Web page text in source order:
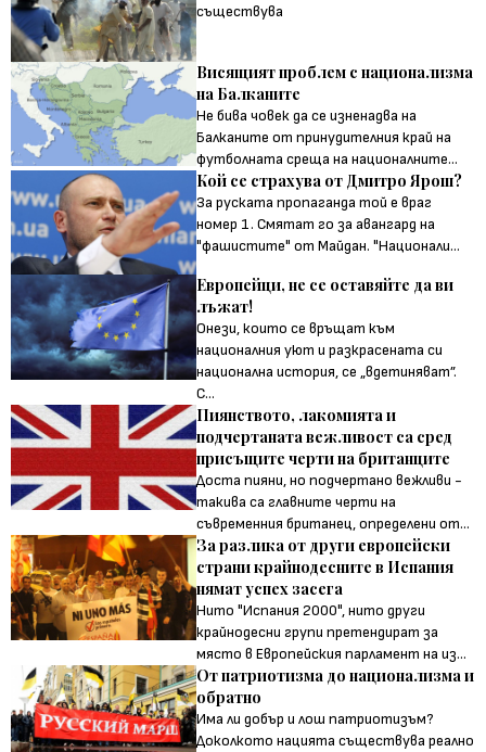
съществува
Висящият проблем с национализма
на Балканите
Не бива човек да се изненадва на
Балканите от принудителния край на
футболната среща на националните...
Кой се страхува от Дмитро Ярош?
За руската пропаганда той е враг
номер 1. Смятат го за авангард на
"фашистите" от Майдан. "Национали...
Европейци, не се оставяйте да ви
лъжат!
Онези, които се връщат към
националния уют и разкрасената си
национална история, се „вдетиняват”.
С...
Пиянството, лакомията и
подчертаната вежливост са сред
присъщите черти на британците
Доста пияни, но подчертано вежливи -
такива са главните черти на
съвременния британец, определени от...
За разлика от други европейски
страни крайнодесните в Испания
нямат успех засега
Нито "Испания 2000", нито други
крайнодесни групи претендират за
място в Европейския парламент на из...
От патриотизма до национализма и
обратно
Има ли добър и лош патриотизъм?
Доколкото нацията съществува реално